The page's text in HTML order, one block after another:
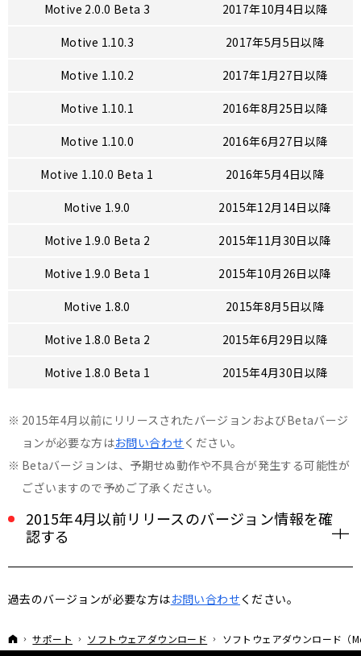
Motive 2.0.0 Beta 3 2017年10月4日以降
Motive 1.10.3 2017年5月5日以降
Motive 1.10.2 2017年1月27日以降
Motive 1.10.1 2016年8月25日以降
Motive 1.10.0 2016年6月27日以降
Motive 1.10.0 Beta 1 2016年5月4日以降
Motive 1.9.0 2015年12月14日以降
Motive 1.9.0 Beta 2 2015年11月30日以降
Motive 1.9.0 Beta 1 2015年10月26日以降
Motive 1.8.0 2015年8月5日以降
Motive 1.8.0 Beta 2 2015年6月29日以降
Motive 1.8.0 Beta 1 2015年4月30日以降
2015年4月以前にリリースされたバージョンおよびBetaバージ
ョンが必要な方はお問い合わせ ください。
Betaバージョンは、予期せぬ動作や不具合が発生する可能性が
ございますので予めご了承ください。
2015年4月以前リリースのバージョン情報を確
認する
Motive 1.7.5
2015年3月24日以降
Motive 1.7.3
2015年2月28日以降
過去のバージョンが必要な方はお問い合わせ ください。
ホーム
サポート ソフトウェアダウンロード ソフトウェアダウンロード（